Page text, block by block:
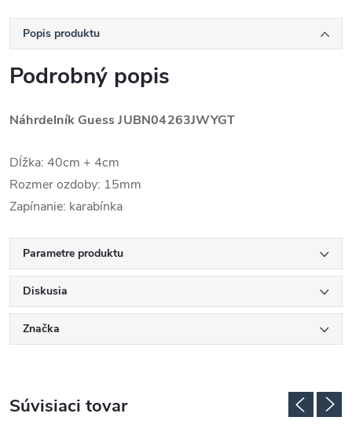
Popis produktu
Podrobný popis
Náhrdelník GuessJUBN04263JWYGT
Dĺžka: 40cm + 4cm
Rozmer ozdoby: 15mm
Zapínanie: karabínka
Parametre produktu
Diskusia
Značka
Súvisiaci tovar